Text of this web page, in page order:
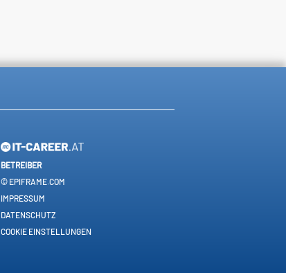
BETREIBER
© EPIFRAME.COM
IMPRESSUM
DATENSCHUTZ
COOKIE EINSTELLUNGEN